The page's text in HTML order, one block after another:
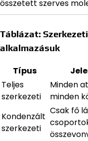
összetett szerves
Táblázat:
alkalmazásuk
Típus
Teljes
szerkezeti
Minden
minden
Kondenzált
szerkezeti
Csak fő